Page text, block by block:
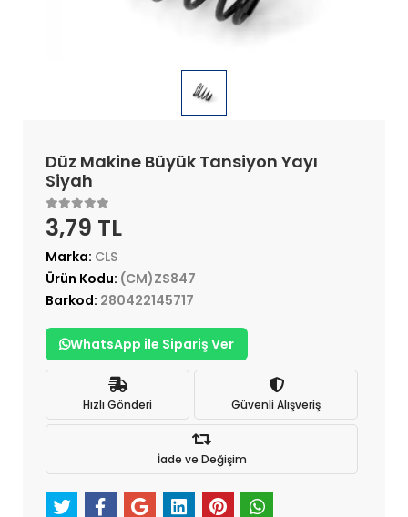
Düz Makine Büyük Tansiyon Yayı
Siyah
3,79 TL
Marka: CLS
Ürün Kodu: (CM)ZS847
Barkod: 280422145717
WhatsApp ile Sipariş Ver
Hızlı Gönderi Güvenli Alışveriş
İade ve Değişim